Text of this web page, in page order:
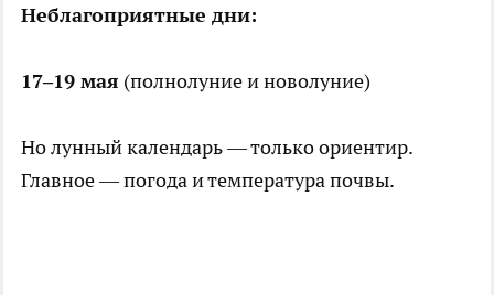
Неблагоприятные дни:
17–19 мая (полнолуние и новолуние)
Но лунный календарь — только ориентир.
Главное — погода и температура почвы.